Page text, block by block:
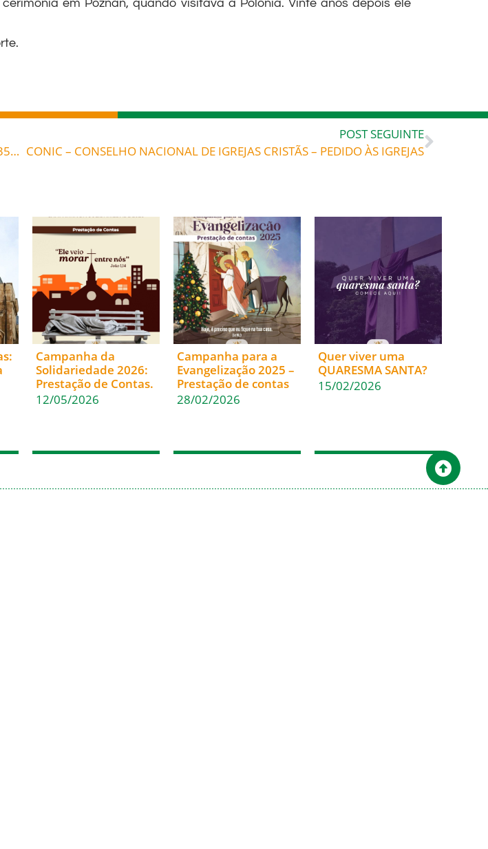
em Poznan, quando visitava a Polônia. Vinte anos depois ele
«Mas diz uma palavra e o meu servo será curado» – Santo Agostinho (354-430), bispo de Hipona (norte de África), doutor da Igreja
POST SEGUINTE
CONIC – CONSELHO NACIONAL DE IGREJAS CRISTÃS – PEDIDO ÀS IGREJAS
Campanha da
Solidariedade 2026:
Prestação de Contas.
12/05/2026
Campanha para a
Evangelização 2025 –
Prestação de contas
28/02/2026
Quer viver uma
QUARESMA SANTA?
15/02/2026